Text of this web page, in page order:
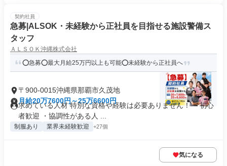
契約社員
急募|ALSOK・未経験から正社員を目指せる施設警備ス
タッフ
ＡＬＳＯＫ沖縄株式会社
⭕急募⭕最大月給25万円以上も可能⭕未経験から正社員へ
〒900-0015沖縄県那覇市久茂地
月給20万7600円～25万6600円
求めている人材 特別な資格や経験は必要ありません！ ・初心
者歓迎 ・協調性がある人 ...
制服あり 業界未経験歓迎 +27個
気になる